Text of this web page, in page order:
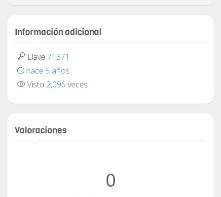
Información adicional
Llave 71371
hace 5 años
Visto 2,096 veces
Valoraciones
0